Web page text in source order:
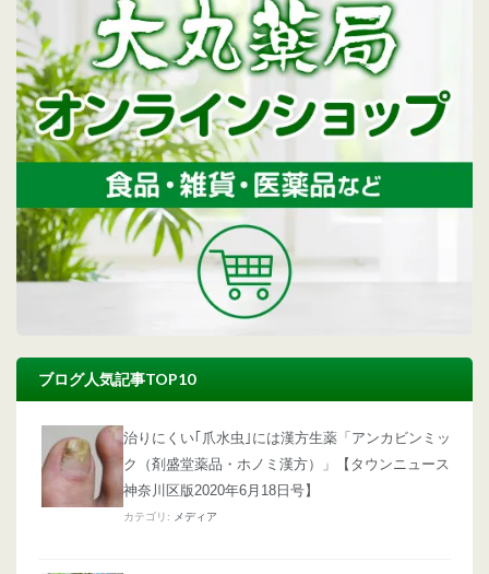
ブログ人気記事TOP10
治りにくい｢爪水虫｣には漢方生薬「アンカビンミッ
ク（剤盛堂薬品・ホノミ漢方）」【タウンニュース
神奈川区版2020年6月18日号】
カテゴリ: メディア